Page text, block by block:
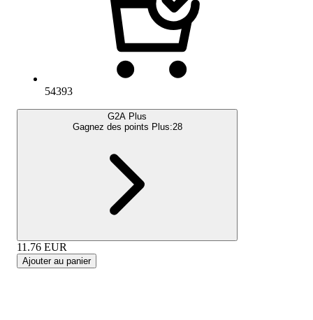
54393
G2A Plus
Gagnez des points Plus:28
11.76 EUR
Ajouter au panier